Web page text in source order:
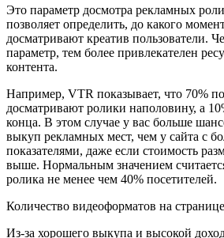
Это параметр досмотра рекламных
позволяет определить, до какого
досматривают креатив пользователи.
параметр, тем более привлекателен
контента.
Например, VTR показывает, что 70%
досматривают ролики наполовину, а
конца. В этом случае у вас больше
выкуп рекламных мест, чем у сайта с
показателями, даже если стоимость
выше. Нормальным значением
ролика не менее чем 40% посетителей.
Количество видеоформатов на странице
Из-за хорошего выкупа и высокой